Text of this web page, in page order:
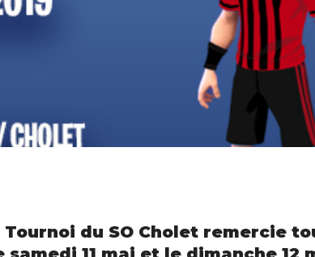
du SO Cholet remercie